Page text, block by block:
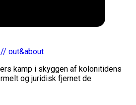
out&about
kamp i skyggen af kolonitidens
og juridisk fjernet de